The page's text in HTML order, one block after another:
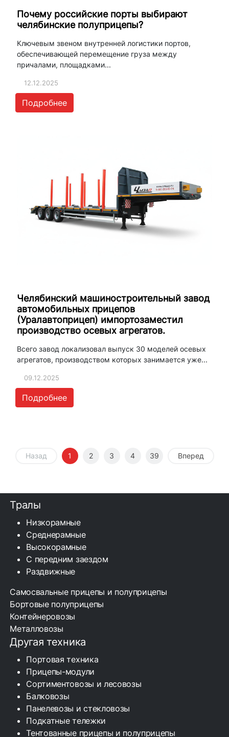
Почему российские порты выбирают
челябинские полуприцепы?
Ключевым звеном внутренней логистики портов,
обеспечивающей перемещение груза между
причалами, площадками...
12.12.2025
Подробнее
Челябинский машиностроительный завод
автомобильных прицепов
(Уралавтоприцеп) импортозаместил
производство осевых агрегатов.
Всего завод локализовал выпуск 30 моделей осевых
агрегатов, производством которых занимается уже...
09.12.2025
Подробнее
Назад 1 2 3 4 39 Вперед
Тралы
Низкорамные
Среднерамные
Высокорамные
С передним заездом
Раздвижные
Самосвальные прицепы и полуприцепы
Бортовые полуприцепы
Контейнеровозы
Металловозы
Другая техника
Портовая техника
Прицепы-модули
Сортиментовозы и лесовозы
Балковозы
Панелевозы и стекловозы
Подкатные тележки
Тентованные прицепы и полуприцепы